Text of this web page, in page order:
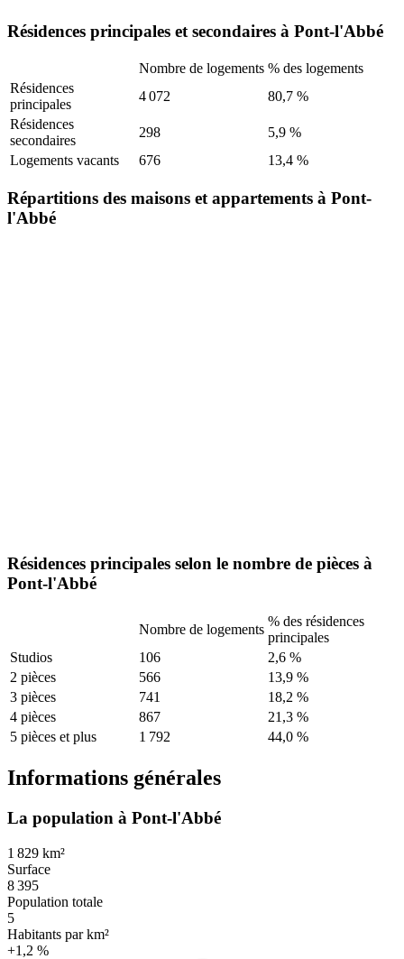
Résidences principales et secondaires à Pont-l'Abbé
Nombre de logements % des logements
Résidences
principales
4 072
80,7 %
Résidences
secondaires
298
5,9 %
Logements vacants
676 13,4 %
Répartitions des maisons et appartements à Pont-
l'Abbé
Résidences principales selon le nombre de pièces à
Pont-l'Abbé
Nombre de logements
% des résidences
principales
Studios
106
2,6 %
2 pièces
566
13,9 %
3 pièces
741
18,2 %
4 pièces
867
21,3 %
5 pièces et plus
1 792 44,0 %
Informations générales
La population à Pont-l'Abbé
1 829 km²
Surface
8 395
Population totale
5
Habitants par km²
+1,2 %